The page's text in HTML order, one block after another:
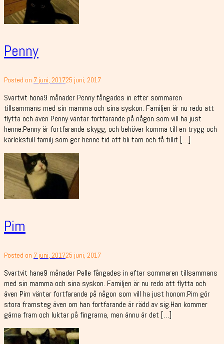
Penny
Posted on 7 juni, 201725 juni, 2017
Svartvit hona9 månader Penny fångades in efter sommaren
tillsammans med sin mamma och sina syskon. Familjen är nu redo att
flytta och även Penny väntar fortfarande på någon som vill ha just
henne.Penny är fortfarande skygg, och behöver komma till en trygg och
kärleksfull familj som ger henne tid att bli tam och få tillit […]
Pim
Posted on 7 juni, 201725 juni, 2017
Svartvit hane9 månader Pelle fångades in efter sommaren tillsammans
med sin mamma och sina syskon. Familjen är nu redo att flytta och
även Pim väntar fortfarande på någon som vill ha just honom.Pim gör
stora framsteg även om han fortfarande är rädd av sig.Han kommer
gärna fram och luktar på fingrarna, men ännu är det […]